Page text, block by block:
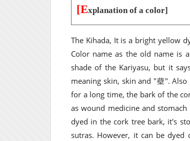
[Explanation of a color]
The Kihada, It is a bright yellow
Color name as the old name is
shade of the Kariyasu, but it
meaning skin, skin and "蘗".
for a long time, the bark of the
as wound medicine and
dyed in the cork tree bark, it's
sutras. However, it can be